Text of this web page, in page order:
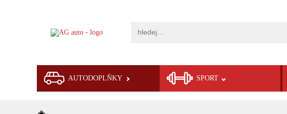
AUTODOPLŇKY SPORT